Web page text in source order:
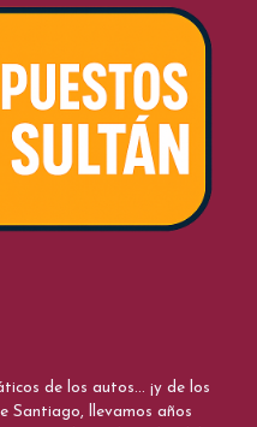
de los autos... ¡y de los
Santiago, llevamos años